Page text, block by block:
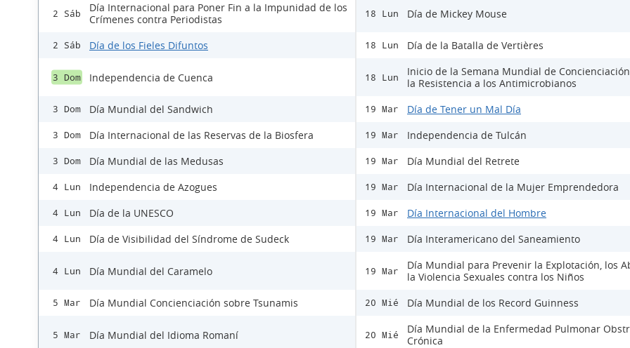
2 Sáb
Día Internacional para Poner Fin a la Impunidad de los
Crímenes contra Periodistas
2 Sáb Día de los Fieles Difuntos
3 Dom Independencia de Cuenca
3 Dom Día Mundial del Sandwich
3 Dom Día Internacional de las Reservas de la Biosfera
3 Dom Día Mundial de las Medusas
4 Lun Independencia de Azogues
4 Lun Día de la UNESCO
4 Lun Día de Visibilidad del Síndrome de Sudeck
4 Lun Día Mundial del Caramelo
5 Mar Día Mundial Concienciación sobre Tsunamis
5 Mar Día Mundial del Idioma Romaní
18 Lun Día de Mickey Mouse
18 Lun Día de la Batalla de Vertières
18 Lun
Inicio de la Semana Mundial de
la Resistencia a los Antimicrobianos
19 Mar Día de Tener un Mal Día
19 Mar Independencia de Tulcán
19 Mar Día Mundial del Retrete
19 Mar Día Internacional de la Mujer Emprendedora
19 Mar Día Internacional del Hombre
19 Mar Día Interamericano del Saneamiento
19 Mar
Día Mundial para Prevenir la Explotación, los
la Violencia Sexuales contra los Niños
20 Mié Día Mundial de los Record Guinness
20 Mié
Día Mundial de la Enfermedad Pulmonar
Crónica